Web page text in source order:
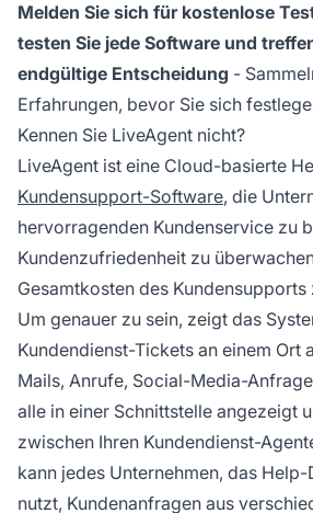
Melden Sie sich für kostenlose
testen Sie jede Software und
endgültige Entscheidung -
Erfahrungen, bevor Sie sich
Kennen Sie LiveAgent nicht?
LiveAgent ist eine Cloud-basierte
Kundensupport-Software, die
hervorragenden Kundenservice zu
Kundenzufriedenheit zu
Gesamtkosten des Kundensupports
Um genauer zu sein, zeigt das
Kundendienst-Tickets an einem Ort
Mails, Anrufe, Social-Media-
alle in einer Schnittstelle angezeigt
zwischen Ihren Kundendienst-
kann jedes Unternehmen, das
nutzt, Kundenanfragen aus